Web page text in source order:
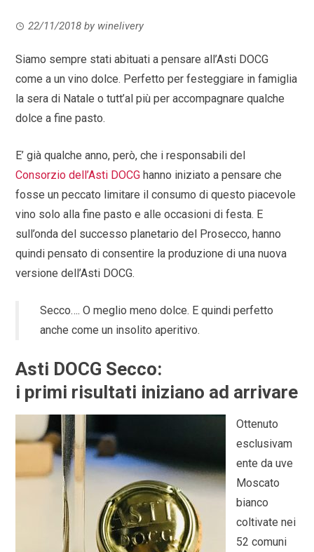
22/11/2018 by winelivery
Siamo sempre stati abituati a pensare all’Asti DOCG
come a un vino dolce. Perfetto per festeggiare in famiglia
la sera di Natale o tutt’al più per accompagnare qualche
dolce a fine pasto.
E’ già qualche anno, però, che i responsabili del
Consorzio dell’Asti DOCG hanno iniziato a pensare che
fosse un peccato limitare il consumo di questo piacevole
vino solo alla fine pasto e alle occasioni di festa. E
sull’onda del successo planetario del Prosecco, hanno
quindi pensato di consentire la produzione di una nuova
versione dell’Asti DOCG.
Secco…. O meglio meno dolce. E quindi perfetto
anche come un insolito aperitivo.
Asti DOCG Secco:
i primi risultati iniziano ad arrivare
Ottenuto
esclusivam
ente da uve
Moscato
bianco
coltivate nei
52 comuni